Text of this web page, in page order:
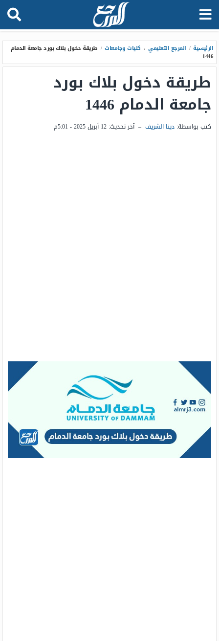
الرئيسية / المرجع التعليمي ، كليات وجامعات / طريقة دخول بلاك بورد جامعة الدمام
1446
طريقة دخول بلاك بورد
جامعة الدمام 1446
كتب بواسطة: دينا الشريف – آخر تحديث: 12 أبريل 2025 - 5:01م